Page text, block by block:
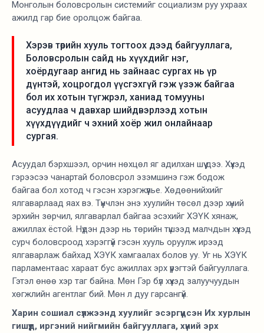
Монголын боловсролын системийг социализм руу ухраах
ажилд гар бие оролцож байгаа.
Хэрэв төрийн хууль тогтоох дээд байгууллага,
Боловсролын сайд нь хүүхдийг нэг,
хоёрдугаар ангид нь зайнаас сургах нь үр
дүнтэй, хоцрогдол үүсгэхгүй гэж үзэж байгаа
бол их хотын түгжрэл, ханиад томууны
асуудлаа ч давхар шийдвэрлээд хотын
хүүхдүүдийг ч эхний хоёр жил онлайнаар
сургая.
Асуудал бэрхшээл, орчин нөхцөл яг адилхан шүү дээ. Хүүхэд
гэрээсээ чанартай боловсрол эзэмшинэ гэж бодож
байгаа бол хотод ч гэсэн хэрэгжүүлье. Хөдөөнийхийг
ялгаварлаад яах вэ. Түүнчлэн энэ хуулийн төсөл дээр хүний
эрхийн зөрчил, ялгаварлал байгаа эсэхийг ХЭҮК хянаж,
ажиллах ёстой. Нүдэн дээр нь төрийн түшээд малчдын хүүхэд
сурч боловсроод хэрэггүй гэсэн хууль оруулж ирээд
ялгаварлаж байхад ХЭҮК хамгаалах болов уу. Уг нь ХЭҮК
парламентаас хараат бус ажиллах эрх үүрэгтэй байгууллага.
Гэтэл өнөө хэр таг байна. Мөн Гэр бүл хүүхэд залуучуудын
хөгжлийн агентлаг бий. Мөн л дуу гарсангүй.
Харин сошиал сүлжээнд хуулийг эсэргүүцсэн Их хурлын
гишүүд, иргэний нийгмийн байгууллага, хүний эрх